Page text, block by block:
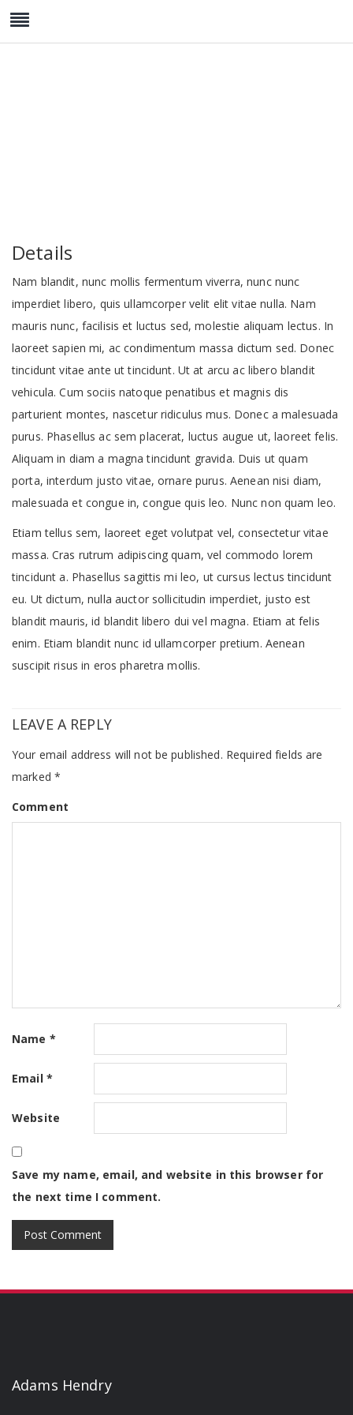
Details
Nam blandit, nunc mollis fermentum viverra, nunc nunc
imperdiet libero, quis ullamcorper velit elit vitae nulla. Nam
mauris nunc, facilisis et luctus sed, molestie aliquam lectus. In
laoreet sapien mi, ac condimentum massa dictum sed. Donec
tincidunt vitae ante ut tincidunt. Ut at arcu ac libero blandit
vehicula. Cum sociis natoque penatibus et magnis dis
parturient montes, nascetur ridiculus mus. Donec a malesuada
purus. Phasellus ac sem placerat, luctus augue ut, laoreet felis.
Aliquam in diam a magna tincidunt gravida. Duis ut quam
porta, interdum justo vitae, ornare purus. Aenean nisi diam,
malesuada et congue in, congue quis leo. Nunc non quam leo.
Etiam tellus sem, laoreet eget volutpat vel, consectetur vitae
massa. Cras rutrum adipiscing quam, vel commodo lorem
tincidunt a. Phasellus sagittis mi leo, ut cursus lectus tincidunt
eu. Ut dictum, nulla auctor sollicitudin imperdiet, justo est
blandit mauris, id blandit libero dui vel magna. Etiam at felis
enim. Etiam blandit nunc id ullamcorper pretium. Aenean
suscipit risus in eros pharetra mollis.
LEAVE A REPLY
Your email address will not be published. Required fields are
marked *
Comment
Name *
Email *
Website
Save my name, email, and website in this browser for
the next time I comment.
Adams Hendry